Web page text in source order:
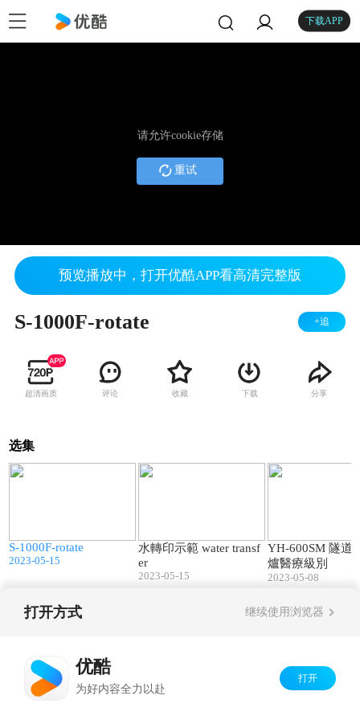
下载APP
请允许cookie存储
重试
预览播放中，打开优酷APP看高清完整版
S-1000F-rotate +追
超清画质 评论 收藏 下载 分享
选集
S-1000F-rotate
2023-05-15
水轉印示範 water transf
er
2023-05-15
YH-600SM 隧道
爐醫療級別
2023-05-08
打开方式 继续使用浏览器
优酷
为好内容全力以赴
打开